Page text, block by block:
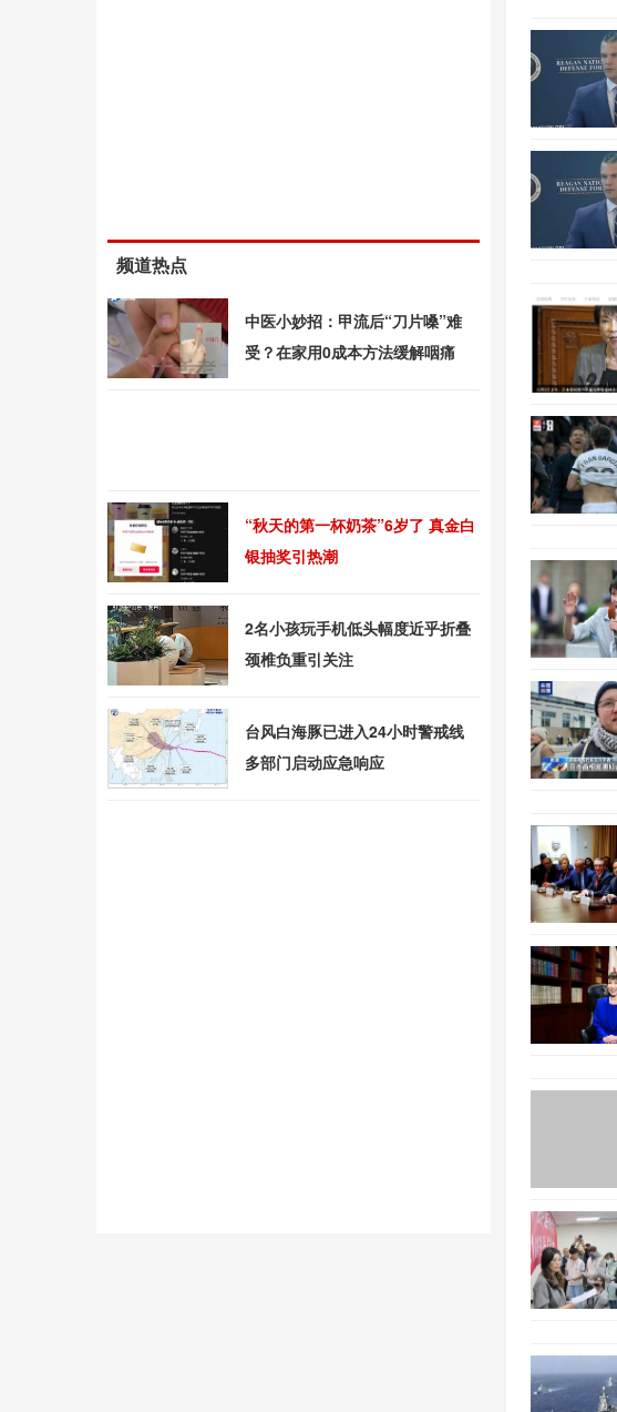
频道热点
中医小妙招：甲流后“刀片嗓”难
受？在家用0成本方法缓解咽痛
“秋天的第一杯奶茶”6岁了 真金白
银抽奖引热潮
2名小孩玩手机低头幅度近乎折叠
颈椎负重引关注
台风白海豚已进入24小时警戒线
多部门启动应急响应